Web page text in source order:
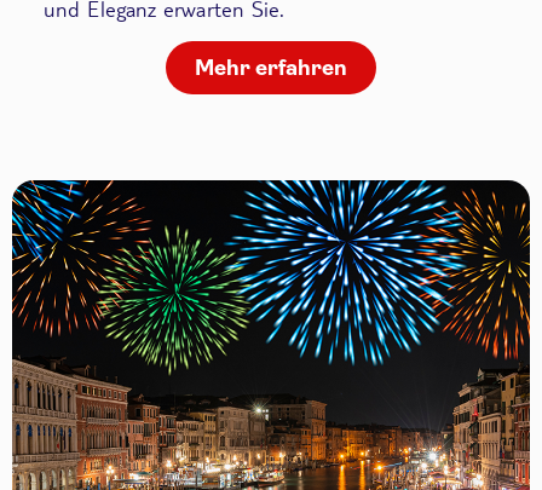
und Eleganz erwarten Sie.
Mehr erfahren